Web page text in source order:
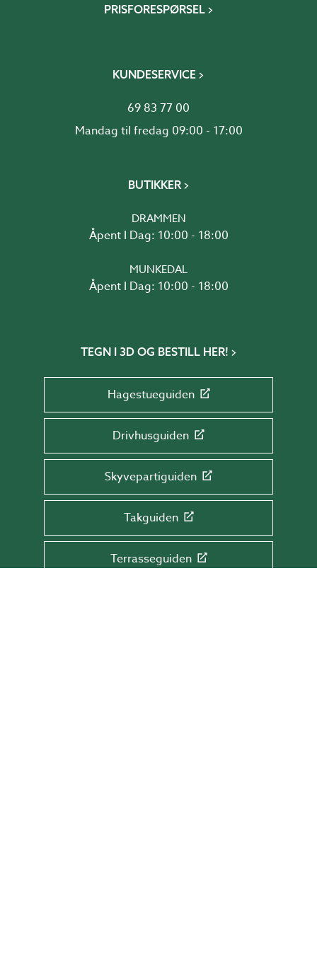
PRISFORESPØRSEL
KUNDESERVICE
69 83 77 00
Mandag til fredag 09:00 - 17:00
BUTIKKER
DRAMMEN
Åpent I Dag: 10:00 - 18:00
MUNKEDAL
Åpent I Dag: 10:00 - 18:00
TEGN I 3D OG BESTILL HER!
Hagestueguiden
Drivhusguiden
Skyvepartiguiden
Takguiden
Terrasseguiden